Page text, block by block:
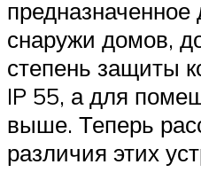
предназначенное
снаружи домов,
степень защиты
IP 55, а для
выше. Теперь
различия этих